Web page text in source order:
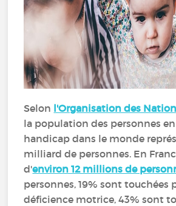
Selon l'Organisation des
la population des personnes
handicap dans le monde
milliard de personnes. En
d'environ 12 millions de
personnes, 19% sont touchées
déficience motrice, 43% sont